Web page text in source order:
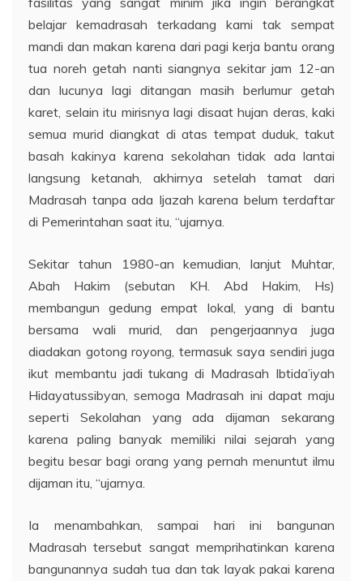
belajar kemadrasah terkadang kami tak sempat
mandi dan makan karena dari pagi kerja bantu orang
tua noreh getah nanti siangnya sekitar jam 12-an
dan lucunya lagi ditangan masih berlumur getah
karet, selain itu mirisnya lagi disaat hujan deras, kaki
semua murid diangkat di atas tempat duduk, takut
basah kakinya karena sekolahan tidak ada lantai
langsung ketanah, akhirnya setelah tamat dari
Madrasah tanpa ada Ijazah karena belum terdaftar
di Pemerintahan saat itu, “ujarnya.
Sekitar tahun 1980-an kemudian, lanjut Muhtar,
Abah Hakim (sebutan KH. Abd Hakim, Hs)
membangun gedung empat lokal, yang di bantu
bersama wali murid, dan pengerjaannya juga
diadakan gotong royong, termasuk saya sendiri juga
ikut membantu jadi tukang di Madrasah Ibtida’iyah
Hidayatussibyan, semoga Madrasah ini dapat maju
seperti Sekolahan yang ada dijaman sekarang
karena paling banyak memiliki nilai sejarah yang
begitu besar bagi orang yang pernah menuntut ilmu
dijaman itu, “ujarnya.
Ia menambahkan, sampai hari ini bangunan
Madrasah tersebut sangat memprihatinkan karena
bangunannya sudah tua dan tak layak pakai karena